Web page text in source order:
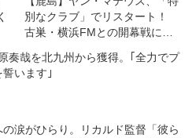
別なクラブ」でリスタート！
古巣・横浜FMとの開幕戦に向
が「勝利を求めたい！」
奏哉を北九州から獲得。｢全力でプ
います｣
の涙がひらり。リカルド監督「彼ら